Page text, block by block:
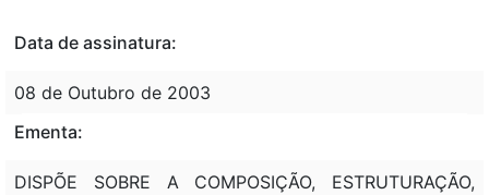
Data de assinatura:
08 de Outubro de 2003
Ementa:
DISPÕE SOBRE A COMPOSIÇÃO, ESTRUTURAÇÃO,